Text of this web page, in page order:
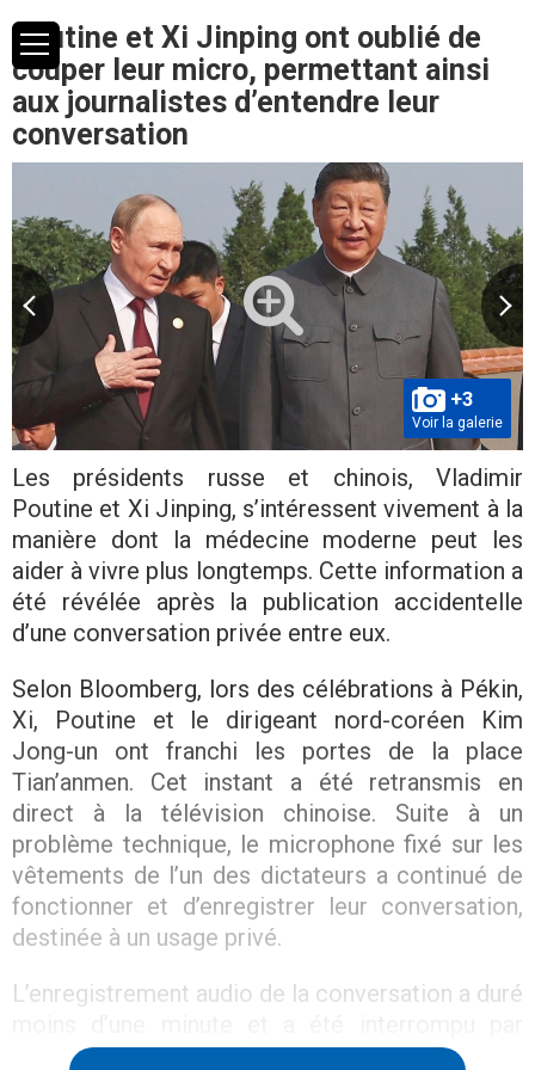
Poutine et Xi Jinping ont oublié de
couper leur micro, permettant ainsi
aux journalistes d’entendre leur
conversation
+3
Voir la galerie
Les présidents russe et chinois, Vladimir
Poutine et Xi Jinping, s’intéressent vivement à la
manière dont la médecine moderne peut les
aider à vivre plus longtemps. Cette information a
été révélée après la publication accidentelle
d’une conversation privée entre eux.
Selon Bloomberg, lors des célébrations à Pékin,
Xi, Poutine et le dirigeant nord-coréen Kim
Jong-un ont franchi les portes de la place
Tian’anmen. Cet instant a été retransmis en
direct à la télévision chinoise. Suite à un
problème technique, le microphone fixé sur les
vêtements de l’un des dictateurs a continué de
fonctionner et d’enregistrer leur conversation,
destinée à un usage privé.
L’enregistrement audio de la conversation a duré
moments, ce qui explique que seule une partie